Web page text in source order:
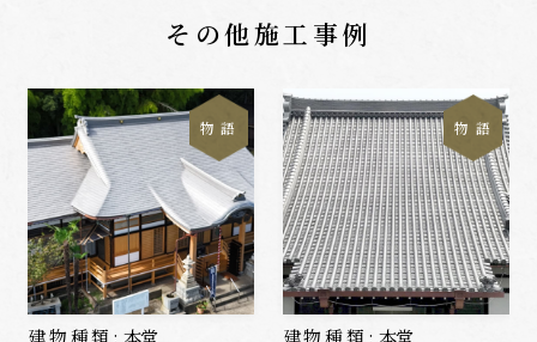
その他施工事例
物 語 物 語